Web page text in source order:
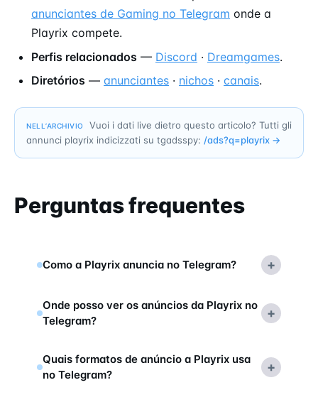
anunciantes de Gaming no Telegram onde a
Playrix compete.
Perfis relacionados — Discord · Dreamgames.
Diretórios — anunciantes · nichos · canais.
NELL’ARCHIVIO
Vuoi i dati live dietro questo articolo? Tutti gli
annunci playrix indicizzati su tgadsspy: /ads?q=playrix →
Perguntas frequentes
Como a Playrix anuncia no Telegram? +
Onde posso ver os anúncios da Playrix no
Telegram?
+
Quais formatos de anúncio a Playrix usa
no Telegram?
+